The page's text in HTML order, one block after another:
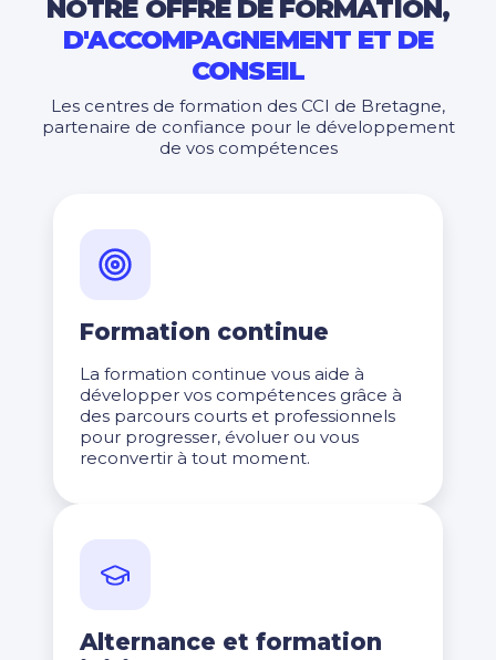
NOTRE OFFRE DE FORMATION,
D'ACCOMPAGNEMENT ET DE
CONSEIL
Les centres de formation des CCI de Bretagne,
partenaire de confiance pour le développement
de vos compétences
Formation continue
La formation continue vous aide à
développer vos compétences grâce à
des parcours courts et professionnels
pour progresser, évoluer ou vous
reconvertir à tout moment.
Alternance et formation